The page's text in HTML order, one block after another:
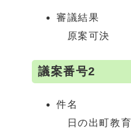
審議結果
原案可決
議案番号2
件名
日の出町教育